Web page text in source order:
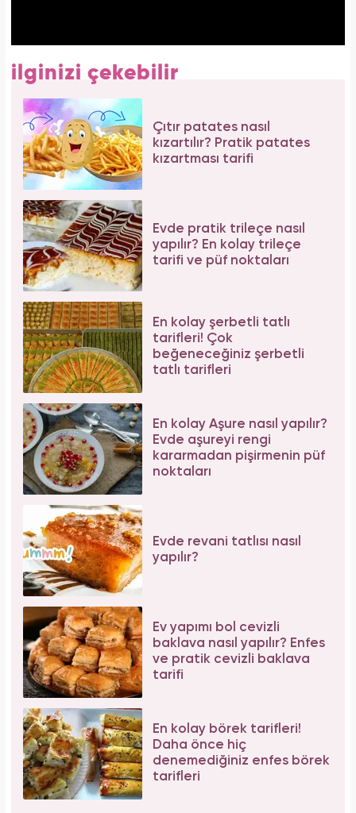
ilginizi çekebilir
Çıtır patates nasıl
kızartılır? Pratik patates
kızartması tarifi
Evde pratik trileçe nasıl
yapılır? En kolay trileçe
tarifi ve püf noktaları
En kolay şerbetli tatlı
tarifleri! Çok
beğeneceğiniz şerbetli
tatlı tarifleri
En kolay Aşure nasıl yapılır?
Evde aşureyi rengi
kararmadan pişirmenin püf
noktaları
Evde revani tatlısı nasıl
yapılır?
Ev yapımı bol cevizli
baklava nasıl yapılır? Enfes
ve pratik cevizli baklava
tarifi
En kolay börek tarifleri!
Daha önce hiç
denemediğiniz enfes börek
tarifleri